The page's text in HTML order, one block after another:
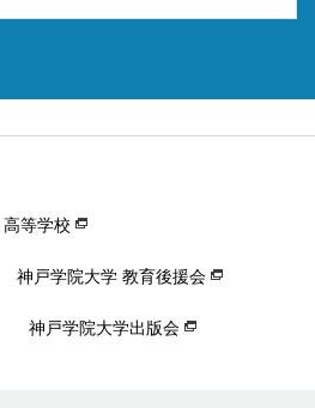
等学校
神戸学院大学 教育後援会
神戸学院大学出版会